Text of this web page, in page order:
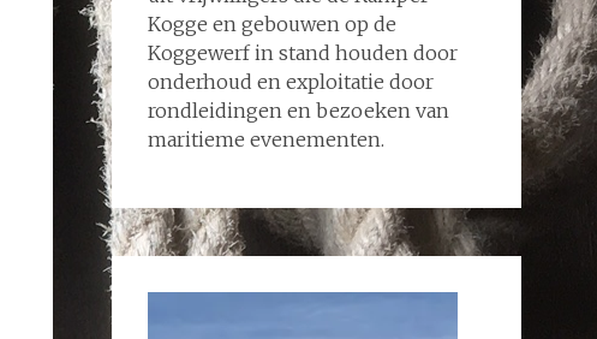
Kogge en gebouwen op de
Koggewerf in stand houden door
onderhoud en exploitatie door
rondleidingen en bezoeken van
maritieme evenementen.